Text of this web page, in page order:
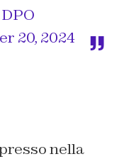
20, 2024
nella